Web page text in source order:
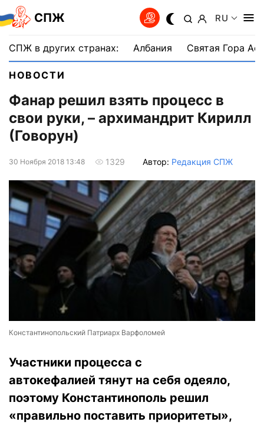
СПЖ RU
СПЖ в других странах: Албания Святая Гора
НОВОСТИ
Фанар решил взять процесс в
свои руки, – архимандрит Кирилл
(Говорун)
30 Ноября 2018 13:48 1329 Автор: Редакция СПЖ
Константинопольский Патриарх Варфоломей
Участники процесса с
автокефалией тянут на себя одеяло,
поэтому Константинополь решил
«правильно поставить приоритеты»,